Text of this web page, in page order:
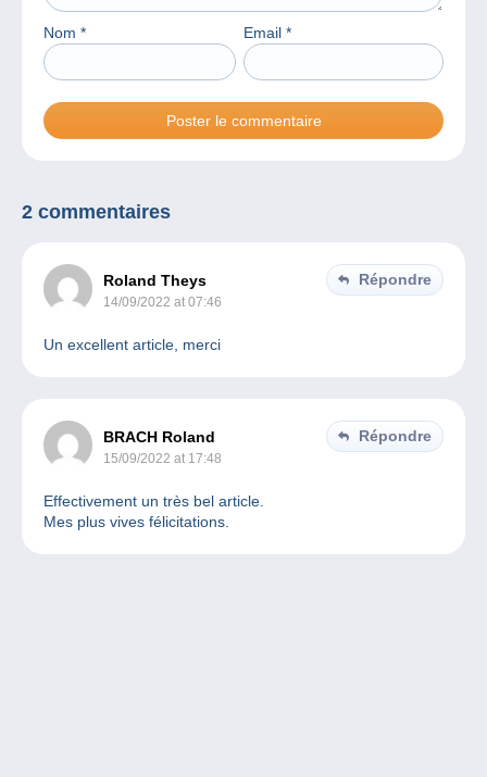
Nom * Email *
2 commentaires
Roland Theys
14/09/2022 at 07:46
Répondre
Un excellent article, merci
BRACH Roland
15/09/2022 at 17:48
Répondre
Effectivement un très bel article.
Mes plus vives félicitations.